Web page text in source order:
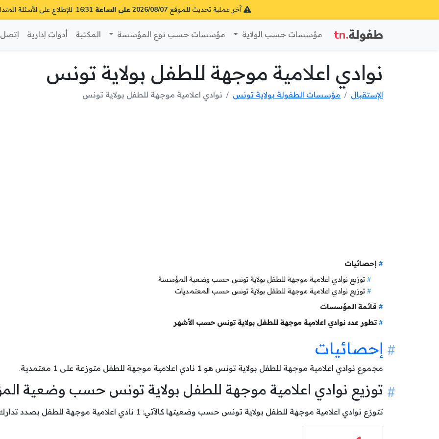
آخر عملية تحديث للموقع 2026/08/07 على الساعة 16:31 . للإطلاع على الأسئلة
طفولة.tn مؤسسات حسب الولاية مؤسسات حسب نوع المؤسسة المكتبة أدوات إدارية إتصل
نوادي اعلامية موجهة للطفل بولاية تونس
الإستقبال مؤسسات الطفولة بولاية تونس نوادي اعلامية موجهة للطفل بولاية تونس
إحصائيات
توزيع نوادي اعلامية موجهة للطفل بولاية تونس حسب وضعية المؤسسة
توزيع نوادي اعلامية موجهة للطفل بولاية تونس حسب المعتمديات
قائمة المؤسسات
تطور عدد نوادي اعلامية موجهة للطفل بولاية تونس حسب الأشهر
إحصائيات
مجموع نوادي اعلامية موجهة للطفل بولاية تونس هو 1 نادي اعلامية موجهة للطفل متوزعة على 1 معتمدية.
توزيع نوادي اعلامية موجهة للطفل بولاية تونس حسب وضعية
تتوزع نوادي اعلامية موجهة للطفل بولاية تونس حسب وضعيتها كالآتي: 1 نادي اعلامية موجهة للطفل بصدد تدارك نقائص .